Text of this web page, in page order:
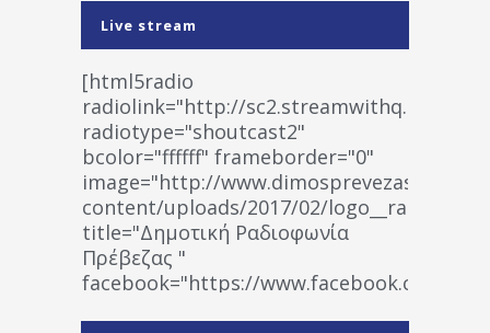
Live stream
[html5radio
radiolink="http://
radiotype="shoutcast2"
bcolor="ffffff" frameborder="0"
image="http://www.dimosprevezas.gr/wp-
content/uploads/2017/02/
title="Δημοτική Ραδιοφωνία
Πρέβεζας "
facebook="https://www.facebook.com/